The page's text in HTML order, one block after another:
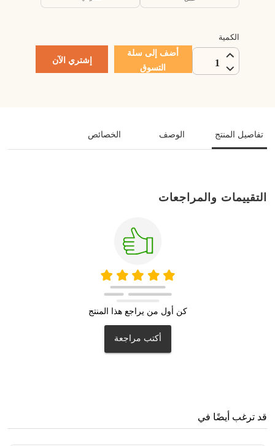
الكمية
1
أضف إلى سلة
التسوق
إشتري الآن
تفاصيل المنتج الوصف الخصائص
التقييمات والمراجعات
كن أول من يراجع هذا المنتج
أكتب مراجعة
قد ترغب أيضًا في